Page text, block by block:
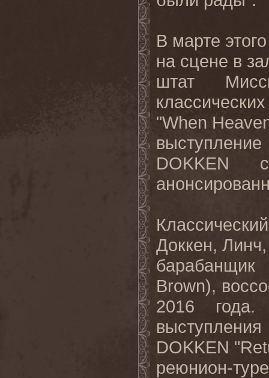
В марте этого
на сцене в
штат
классических
"When
DOKKEN
Доккен,
Brown),
2016
выступления
DOKKEN
реюнион-